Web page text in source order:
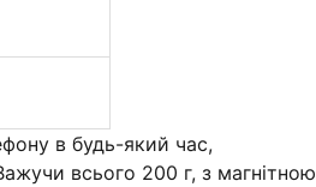
в будь-який час,
всього 200 г, з магнітною